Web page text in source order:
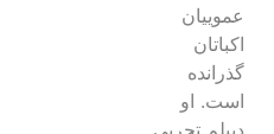
عموییان
اکباتان
گذرانده
است. او
دیپلم تجربی